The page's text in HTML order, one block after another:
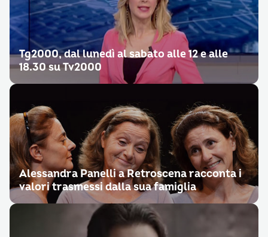
Tg2000, dal lunedì al sabato alle 12 e alle
18.30 su Tv2000
Alessandra Panelli a Retroscena racconta i
valori trasmessi dalla sua famiglia